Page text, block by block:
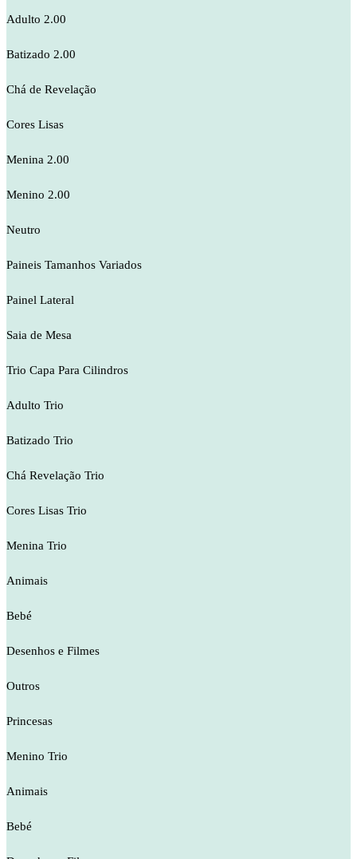
Adulto 2.00
Batizado 2.00
Chá de Revelação
Cores Lisas
Menina 2.00
Menino 2.00
Neutro
Paineis Tamanhos Variados
Painel Lateral
Saia de Mesa
Trio Capa Para Cilindros
Adulto Trio
Batizado Trio
Chá Revelação Trio
Cores Lisas Trio
Menina Trio
Animais
Bebé
Desenhos e Filmes
Outros
Princesas
Menino Trio
Animais
Bebé